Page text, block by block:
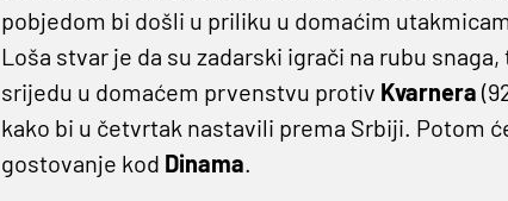
pobjedom bi došli u priliku u domaćim
Loša stvar je da su zadarski igrači na rubu
srijedu u domaćem prvenstvu protiv Kvarnera
kako bi u četvrtak nastavili prema Srbiji. Potom
gostovanje kod Dinama